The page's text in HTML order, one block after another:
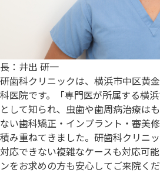
長：井出 研一
研歯科クリニックは、横浜市中区黄
科医院です。「専門医が所属する横
として知られ、虫歯や歯周病治療は
ない歯科矯正・インプラント・審美
積み重ねてきました。研歯科クリニ
対応できない複雑なケースも対応可
ンをお求めの方も安心してご来院くだ